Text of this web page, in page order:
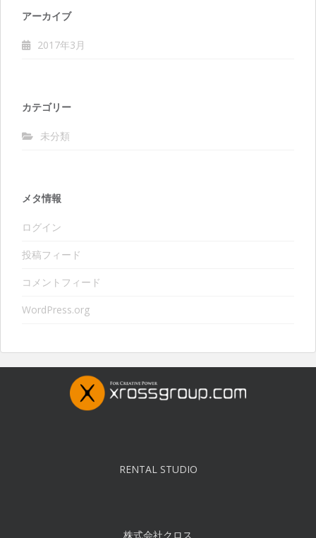
アーカイブ
2017年3月
カテゴリー
未分類
メタ情報
ログイン
投稿フィード
コメントフィード
WordPress.org
RENTAL STUDIO
株式会社クロス